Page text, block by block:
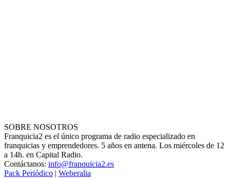
SOBRE NOSOTROS
Franquicia2 es el único programa de radio especializado en
franquicias y emprendedores. 5 años en antena. Los miércoles de 12
a 14h. en Capital Radio.
Contáctanos: info@franquicia2.es
Pack Periódico | Weberalia